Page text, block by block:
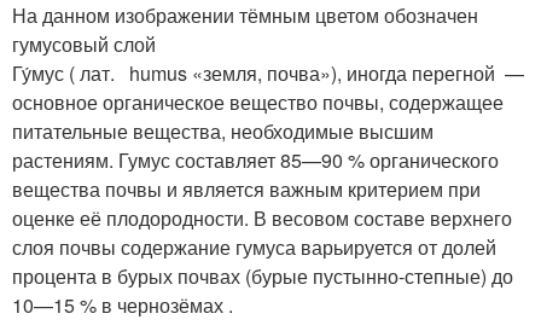
На данном изображении тёмным цветом обозначен
гумусовый слой
Гу́мус ( лат. humus «земля, почва»), иногда перегной —
основное органическое вещество почвы, содержащее
питательные вещества, необходимые высшим
растениям. Гумус составляет 85—90 % органического
вещества почвы и является важным критерием при
оценке её плодородности. В весовом составе верхнего
слоя почвы содержание гумуса варьируется от долей
процента в бурых почвах (бурые пустынно-степные) до
10—15 % в чернозёмах .